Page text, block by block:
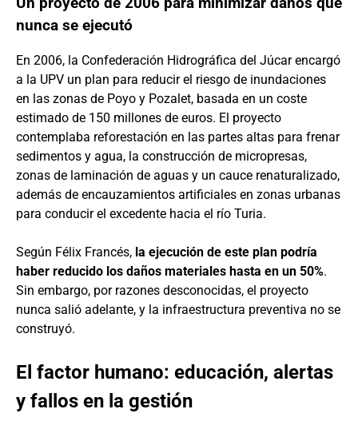
nunca se ejecutó
En 2006, la Confederación Hidrográfica del Júcar encargó
a la UPV un plan para reducir el riesgo de inundaciones
en las zonas de Poyo y Pozalet, basada en un coste
estimado de 150 millones de euros. El proyecto
contemplaba reforestación en las partes altas para frenar
sedimentos y agua, la construcción de micropresas,
zonas de laminación de aguas y un cauce renaturalizado,
además de encauzamientos artificiales en zonas urbanas
para conducir el excedente hacia el río Turia.
Según Félix Francés, la ejecución de este plan podría
haber reducido los daños materiales hasta en un 50%.
Sin embargo, por razones desconocidas, el proyecto
nunca salió adelante, y la infraestructura preventiva no se
construyó.
El factor humano: educación, alertas
y fallos en la gestión